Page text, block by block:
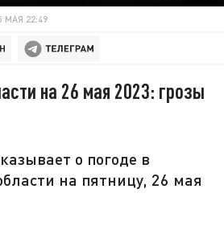
МАЯ 22:49
на 26 мая 2023: грозы
о погоде в
на пятницу, 26 мая